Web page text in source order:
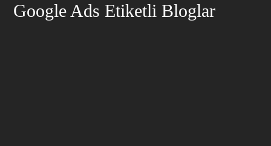
Google Ads Etiketli Bloglar